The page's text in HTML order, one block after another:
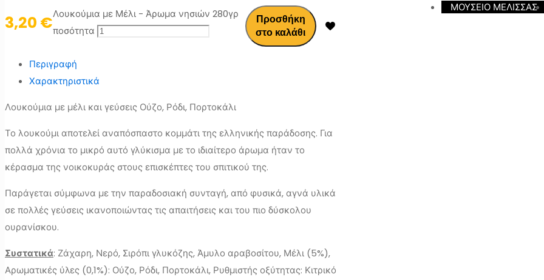
ΜΟΥΣΕΙΟ ΜΕΛΙΣΣΑΣ
3,20 €Λουκούμια με Μέλι - Άρωμα νησιών 280γρ
ποσότητα
Προσθήκη
στο καλάθι
Περιγραφή
Χαρακτηριστικά
Λουκούμια με μέλι και γεύσεις Ούζο, Ρόδι, Πορτοκάλι
Το λουκούμι αποτελεί αναπόσπαστο κομμάτι της ελληνικής παράδοσης. Για
πολλά χρόνια το μικρό αυτό γλύκισμα με το ιδιαίτερο άρωμα ήταν το
κέρασμα της νοικοκυράς στους επισκέπτες του σπιτικού της.
Παράγεται σύμφωνα με την παραδοσιακή συνταγή, από φυσικά, αγνά υλικά
σε πολλές γεύσεις ικανοποιώντας τις απαιτήσεις και του πιο δύσκολου
ουρανίσκου.
Συστατικά: Ζάχαρη, Νερό, Σιρόπι γλυκόζης, Άμυλο αραβοσίτου, Μέλι (5%),
Αρωματικές ύλες (0,1%): Ούζο, Ρόδι, Πορτοκάλι, Ρυθμιστής οξύτητας: Κιτρικό